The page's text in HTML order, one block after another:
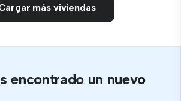
más viviendas
encontrado un nuevo